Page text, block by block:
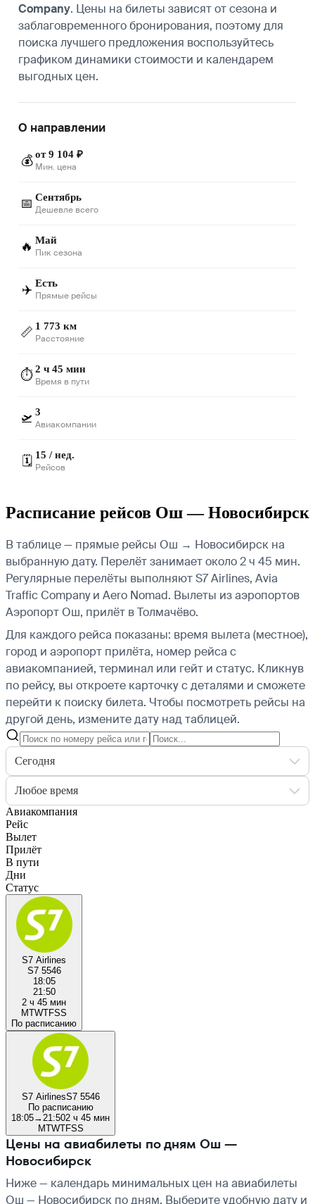
Company. Цены на билеты зависят от сезона и
заблаговременного бронирования, поэтому для
поиска лучшего предложения воспользуйтесь
графиком динамики стоимости и календарем
выгодных цен.
О направлении
💰 от 9 104 ₽
Мин. цена
📅 Сентябрь
Дешевле всего
🔥 Май
Пик сезона
✈️ Есть
Прямые рейсы
📏 1 773 км
Расстояние
⏱️2 ч 45 мин
Время в пути
🛫 3
Авиакомпании
🗓️ 15 / нед.
Рейсов
Расписание рейсов Ош — Новосибирск
В таблице — прямые рейсы Ош → Новосибирск на
выбранную дату. Перелёт занимает около 2 ч 45 мин.
Регулярные перелёты выполняют S7 Airlines, Avia
Traffic Company и Aero Nomad. Вылеты из аэропортов
Аэропорт Ош, прилёт в Толмачёво.
Для каждого рейса показаны: время вылета (местное),
город и аэропорт прилёта, номер рейса с
авиакомпанией, терминал или гейт и статус. Кликнув
по рейсу, вы откроете карточку с деталями и сможете
перейти к поиску билета. Чтобы посмотреть рейсы на
другой день, измените дату над таблицей.
Сегодня
Любое время
Авиакомпания
Рейс
Вылет
Прилёт
В пути
Дни
Статус
S7 Airlines
S7 5546
18:05
21:50
2 ч 45 мин
MTWTFSS
По расписанию
S7 AirlinesS7 5546
По расписанию
18:05→ 21:502 ч 45 мин
MTWTFSS
Цены на авиабилеты по дням Ош —
Новосибирск
Ниже — календарь минимальных цен на авиабилеты
Ош — Новосибирск по дням. Выберите удобную дату и